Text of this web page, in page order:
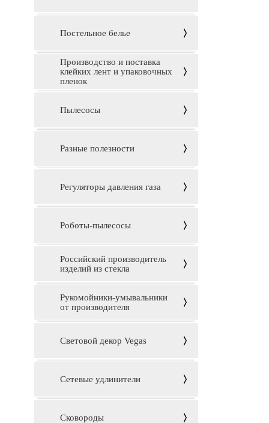
Постельное белье
Производство и поставка
клейких лент и упаковочных
пленок
Пылесосы
Разные полезности
Регуляторы давления газа
Роботы-пылесосы
Российский производитель
изделий из стекла
Рукомойники-умывальники
от производителя
Световой декор Vegas
Сетевые удлинители
Сковороды